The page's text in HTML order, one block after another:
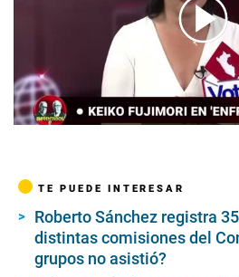
00:00/06:00
TE PUEDE INTERESAR
Roberto Sánchez registra
distintas comisiones del
grupos no asistió?